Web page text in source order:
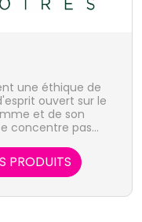
une éthique de
ouvert sur le
et de son
concentre pas
PRODUITS